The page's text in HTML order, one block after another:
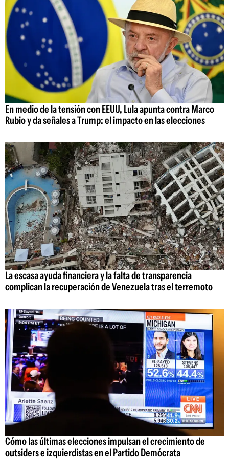
En medio de la tensión con EEUU, Lula apunta contra Marco
Rubio y da señales a Trump: el impacto en las elecciones
La escasa ayuda financiera y la falta de transparencia
complican la recuperación de Venezuela tras el terremoto
Cómo las últimas elecciones impulsan el crecimiento de
outsiders e izquierdistas en el Partido Demócrata